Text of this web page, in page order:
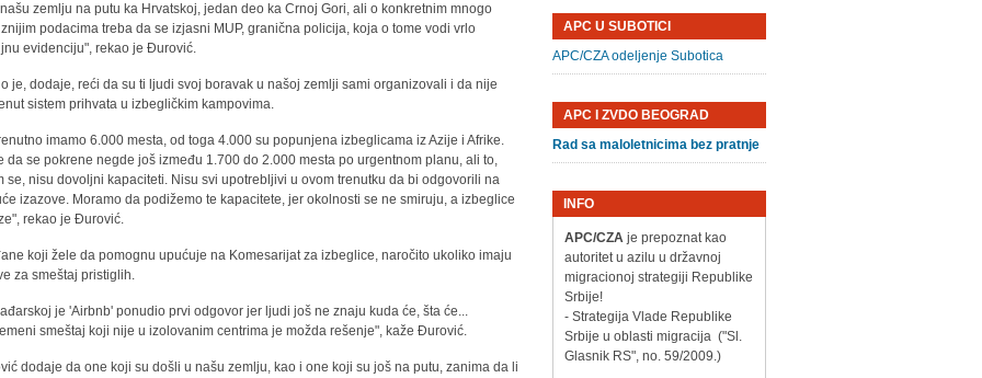
zemlju na putu ka Hrvatskoj, jedan deo ka Crnoj Gori, ali o konkretnim mnogo
podacima treba da se izjasni MUP, granična policija, koja o tome vodi vrlo
evidenciju", rekao je Đurović.
je, dodaje, reći da su ti ljudi svoj boravak u našoj zemlji sami organizovali i da nije
sistem prihvata u izbegličkim kampovima.
imamo 6.000 mesta, od toga 4.000 su popunjena izbeglicama iz Azije i Afrike.
da se pokrene negde još između 1.700 do 2.000 mesta po urgentnom planu, ali to,
se, nisu dovoljni kapaciteti. Nisu svi upotrebljivi u ovom trenutku da bi odgovorili na
izazove. Moramo da podižemo te kapacitete, jer okolnosti se ne smiruju, a izbeglice
rekao je Đurović.
koji žele da pomognu upućuje na Komesarijat za izbeglice, naročito ukoliko imaju
za smeštaj pristiglih.
je 'Airbnb' ponudio prvi odgovor jer ljudi još ne znaju kuda će, šta će...
smeštaj koji nije u izolovanim centrima je možda rešenje", kaže Đurović.
dodaje da one koji su došli u našu zemlju, kao i one koji su još na putu, zanima da li
APC U SUBOTICI
APC/CZA odeljenje Subotica
APC I ZVDO BEOGRAD
Rad sa maloletnicima bez pratnje
INFO
APC/CZAje prepoznat kao
autoritet u azilu u državnoj
migracionoj strategiji Republike
Srbije!
- Strategija Vlade Republike
Srbije u oblasti migracija ("Sl.
Glasnik RS", no. 59/2009.)